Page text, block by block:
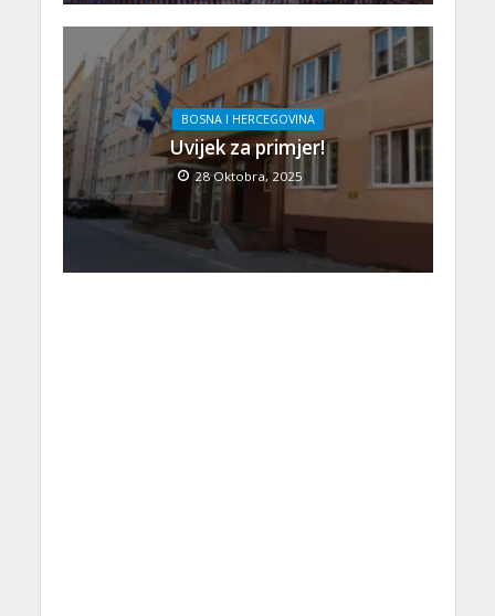
BOSNA I HERCEGOVINA
Uvijek za primjer!
28 Oktobra, 2025